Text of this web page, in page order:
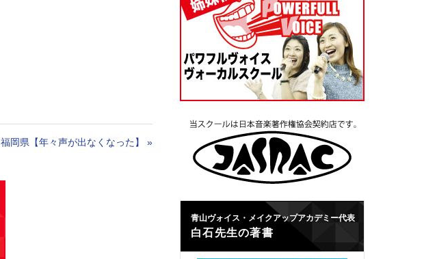
福岡県【年々声が出なくなった】 »
青山ヴォイス・メイクアップアカデミー代表
白石先生の著書